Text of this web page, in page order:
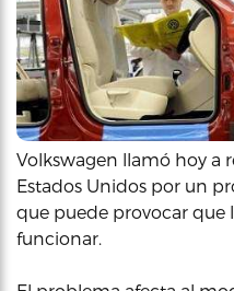
Volkswagen llamó hoy a
Estados Unidos por un
que puede provocar que
funcionar.